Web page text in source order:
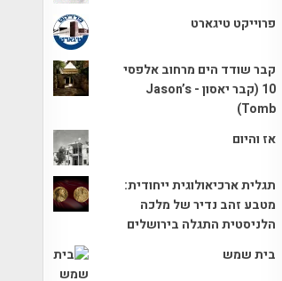
פרוייקט טיגארט
קבר שודד הים מרחוב אלפסי
10 (קבר יאסון - Jason’s
Tomb)
אז והיום
תגלית ארכיאולוגית ייחודית:
מטבע זהב נדיר של מלכה
הלניסטית התגלה בירושלים
בית שמש